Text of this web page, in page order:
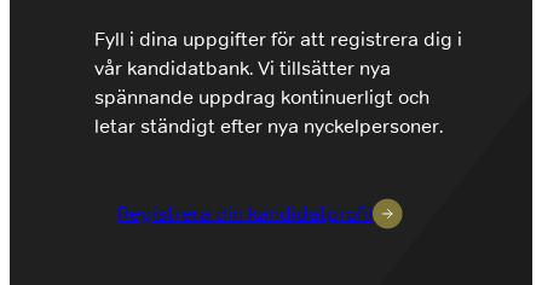
Fyll i dina uppgifter för att registrera dig i
vår kandidatbank. Vi tillsätter nya
spännande uppdrag kontinuerligt och
letar ständigt efter nya nyckelpersoner.
Registrera din kandidatprofil